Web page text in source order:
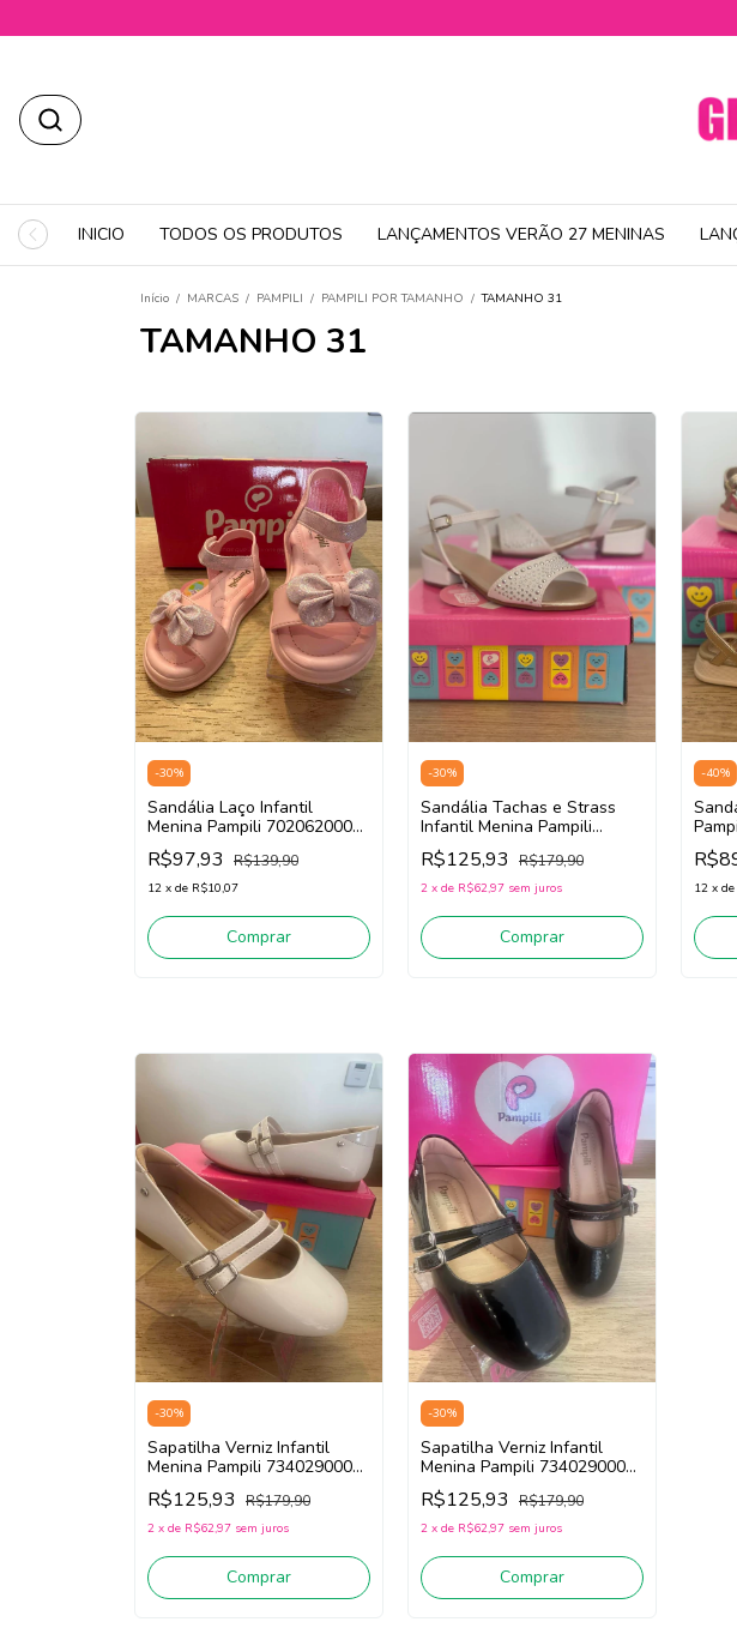
INICIO TODOS OS PRODUTOS LANÇAMENTOS VERÃO 27 MENINAS
Início / MARCAS / PAMPILI / PAMPILI POR TAMANHO / TAMANHO 31
TAMANHO 31
-30%
Sandália Laço Infantil
Menina Pampili 702062000
(Rosa)
R$97,93 R$139,90
12 x de R$10,07
Comprar
-30%
Sandália Tachas e Strass
Infantil Menina Pampili
526067000 (Branco)
R$125,93 R$179,90
2 x de R$62,97 sem juros
Comprar
-40%
12 x de
-30%
Sapatilha Verniz Infantil
Menina Pampili 734029000
(branco)
R$125,93 R$179,90
2 x de R$62,97 sem juros
Comprar
-30%
Sapatilha Verniz Infantil
Menina Pampili 734029000
(preto)
R$125,93 R$179,90
2 x de R$62,97 sem juros
Comprar